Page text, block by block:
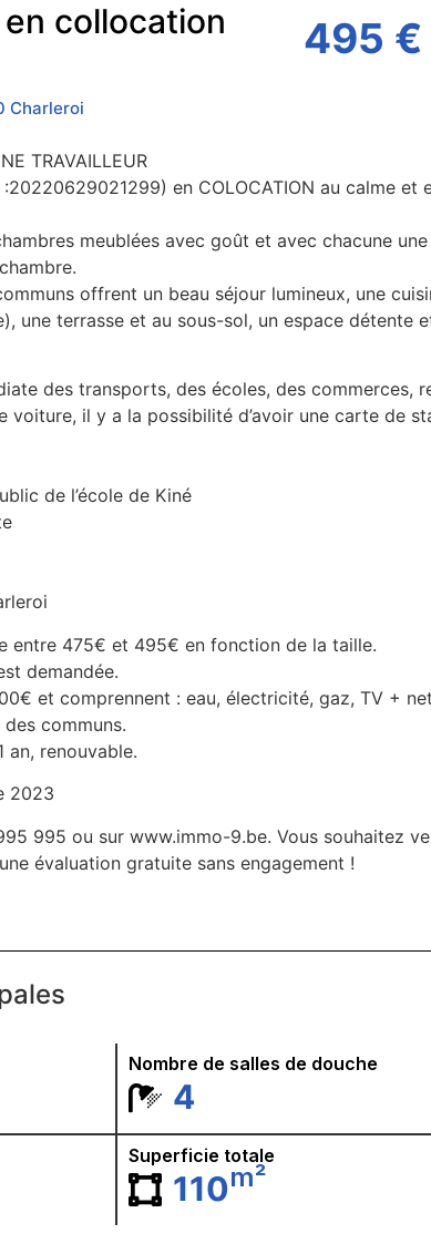
collocation
Charleroi
495 €
TRAVAILLEUR
en COLOCATION au calme et
meublées avec goût et avec chacune une
offrent un beau séjour lumineux, une
une terrasse et au sous-sol, un espace détente
des transports, des écoles, des commerces,
voiture, il y a la possibilité d’avoir une carte de
de l’école de Kiné
entre 475€ et 495€ en fonction de la taille.
demandée.
et comprennent : eau, électricité, gaz, TV +
communs.
an, renouvable.
2023
995 ou sur www.immo-9.be. Vous souhaitez
évaluation gratuite sans engagement !
Nombre de salles de douche
4
Superficie totale
110m²